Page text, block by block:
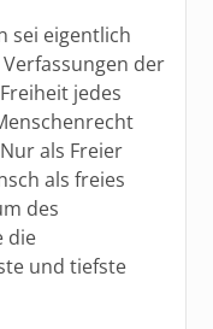
sei eigentlich
der
jedes
als Freier
als freies
des
die
und tiefste